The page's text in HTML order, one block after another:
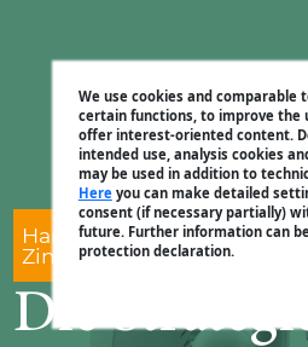
We use cookies and comparable
certain functions, to improve the
offer interest-oriented content.
intended use, analysis cookies
may be used in addition to
Hereyou can make detailed
consent (if necessary partially)
future. Further information can
protection declaration.
Harald Schneider-
Zinner
Die